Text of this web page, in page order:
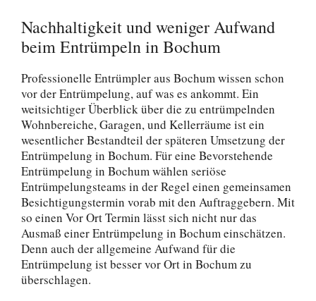
Nachhaltigkeit und weniger Aufwand
beim Entrümpeln in Bochum
Professionelle Entrümpler aus Bochum wissen schon
vor der Entrümpelung, auf was es ankommt. Ein
weitsichtiger Überblick über die zu entrümpelnden
Wohnbereiche, Garagen, und Kellerräume ist ein
wesentlicher Bestandteil der späteren Umsetzung der
Entrümpelung in Bochum. Für eine Bevorstehende
Entrümpelung in Bochum wählen seriöse
Entrümpelungsteams in der Regel einen gemeinsamen
Besichtigungstermin vorab mit den Auftraggebern. Mit
so einen Vor Ort Termin lässt sich nicht nur das
Ausmaß einer Entrümpelung in Bochum einschätzen.
Denn auch der allgemeine Aufwand für die
Entrümpelung ist besser vor Ort in Bochum zu
überschlagen.